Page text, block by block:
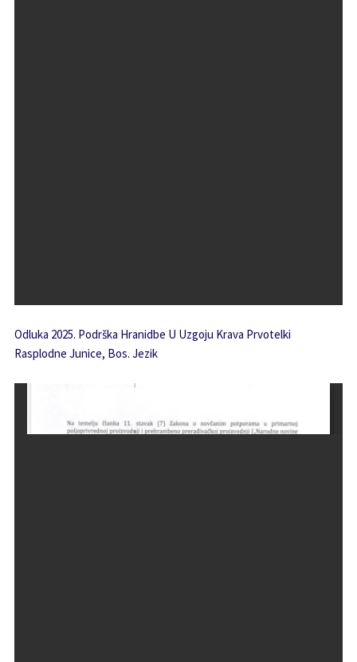
Odluka 2025. Podrška Hranidbe U Uzgoju Krava Prvotelki
Rasplodne Junice, Bos. Jezik